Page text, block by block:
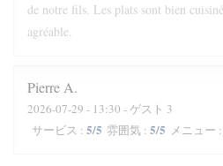
de notre fils. Les plats sont bien
agréable.
Pierre A
2026-07-29 - 13:30 - ゲスト 3
サービス : 5/5 雰囲気 : 5/5 メニュー :